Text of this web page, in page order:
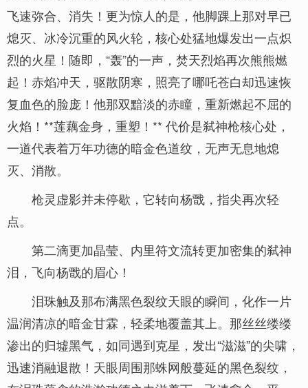
飞速弥合、消失！更为惊人的是，他脚踝上那对早已
熄灭、冰冷沉重的风火轮，核心处猛地爆发出一点炽
烈的火星！随即，“轰”的一声，焚天烈焰再次熊熊燃
起！赤焰冲天，驱散阴寒，照亮了哪吒苍白却迅速恢
复血色的脸庞！他那双黯淡的赤瞳，重新燃起不屈的
火焰！**莲藕金身，重塑！** 代价是弑神枪核心处，
一道代表着万年功德的暗金色道纹，无声无息地熄
灭、消散。
枪灵虚影并未停歇，它转向杨戬，指尖再次轻
点。
第二滴更加晶莹、内里符文流转更加密集的弑神
泪，飞向杨戬的眉心！
泪珠触及那布满黑色裂纹天眼的瞬间，化作一片
温润清凉的暗金甘霖，轻柔地覆盖其上。那丝丝缕缕
渗出的归墟黑气，如同遇到克星，发出“滋滋”的尖啸，
迅速消融退散！天眼周围那蛛网般蔓延的黑色裂纹，